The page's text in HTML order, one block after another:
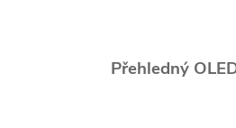
Přehledný